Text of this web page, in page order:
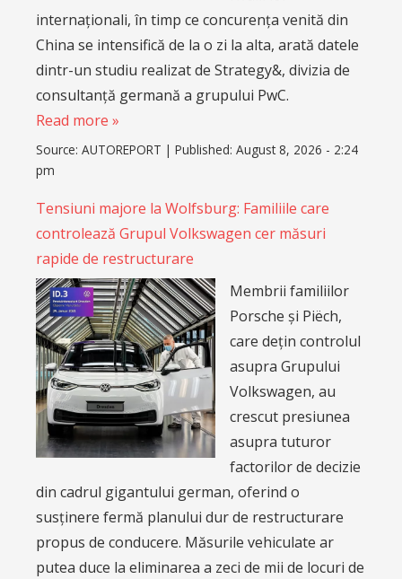
internaționali, în timp ce concurența venită din
China se intensifică de la o zi la alta, arată datele
dintr-un studiu realizat de Strategy&, divizia de
consultanță germană a grupului PwC.
Read more »
Source: AUTOREPORT | Published: August 8, 2026 - 2:24
pm
Tensiuni majore la Wolfsburg: Familiile care
controlează Grupul Volkswagen cer măsuri
rapide de restructurare
Membrii familiilor
Porsche și Piëch,
care dețin controlul
asupra Grupului
Volkswagen, au
crescut presiunea
asupra tuturor
factorilor de decizie
din cadrul gigantului german, oferind o
susținere fermă planului dur de restructurare
propus de conducere. Măsurile vehiculate ar
putea duce la eliminarea a zeci de mii de locuri de